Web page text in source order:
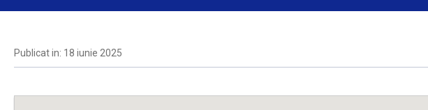
Publicat in: 18 iunie 2025